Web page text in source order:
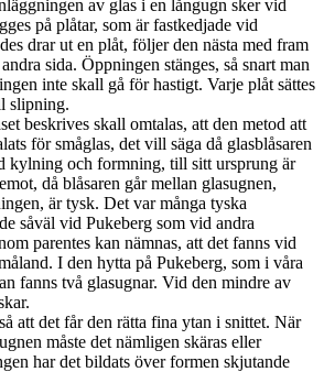
av glas i en långugn sker vid
på plåtar, som är fastkedjade vid
drar ut en plåt, följer den nästa med fram
sida. Öppningen stänges, så snart man
inte skall gå för hastigt. Varje plåt sättes
slipning.
beskrives skall omtalas, att den metod att
för småglas, det vill säga då glasblåsaren
kylning och formning, till sitt ursprung är
då blåsaren går mellan glasugnen,
är tysk. Det var många tyska
såväl vid Pukeberg som vid andra
parentes kan nämnas, att det fanns vid
I den hytta på Pukeberg, som i våra
fanns två glasugnar. Vid den mindre av
att det får den rätta fina ytan i snittet. När
måste det nämligen skäras eller
har det bildats över formen skjutande